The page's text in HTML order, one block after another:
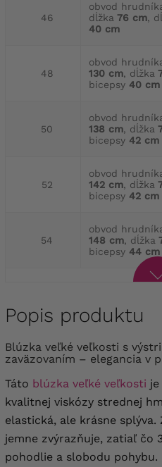
46
obvod
dĺžka 76 cm,
40 cm
48
obvod
130 cm, dĺžka
bicepsy 40 cm
50
obvod
138 cm, dĺžka
bicepsy 42 cm
52
obvod
142 cm, dĺžka
bicepsy 42 cm
54
obvod
148 cm, dĺžka
bicepsy 44 cm
Popis produktu
Blúzka veľké veľkosti s výstrihom do vrecka a
zaväzovaním – elegancia v
Táto blúzka veľké veľkosti
kvalitnej viskózy strednej
elastická, ale krásne splýva.
jemne zvýrazňuje, zatiaľ čo
pohodlie a slobodu